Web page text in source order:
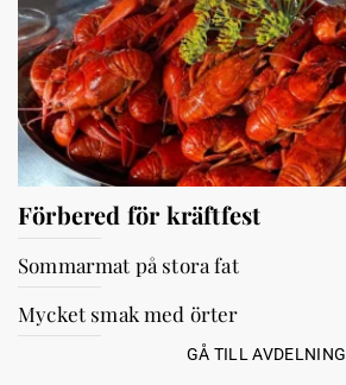
Förbered för kräftfest
Sommarmat på stora fat
Mycket smak med örter
GÅ TILL AVDELNING